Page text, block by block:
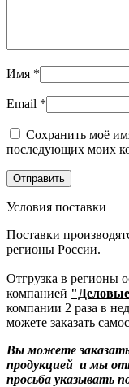
Имя *
Email *
Сохранить моё
последующих моих
Условия поставки
Поставки
регионы России.
Отгрузка в регионы
компанией
компании 2 раза в
можете заказать
Вы можете
продукцией и мы
просьба указывать